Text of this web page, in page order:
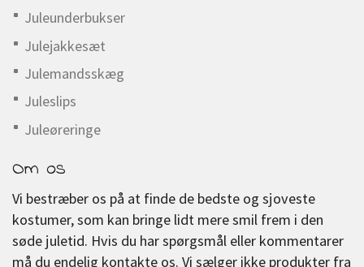
Juleunderbukser
Julejakkesæt
Julemandsskæg
Juleslips
Juleøreringe
Om os
Vi bestræber os på at finde de bedste og sjoveste
kostumer, som kan bringe lidt mere smil frem i den
søde juletid. Hvis du har spørgsmål eller kommentarer
må du endelig kontakte os. Vi sælger ikke produkter fra